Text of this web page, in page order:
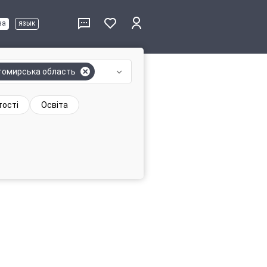
язык
область
Освіта